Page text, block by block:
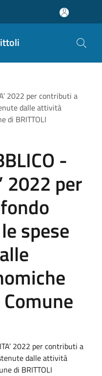
2022 per contributi a
dalle attività
di BRITTOLI
-
2022 per
spese
2022 per contributi a
dalle attività
di BRITTOLI